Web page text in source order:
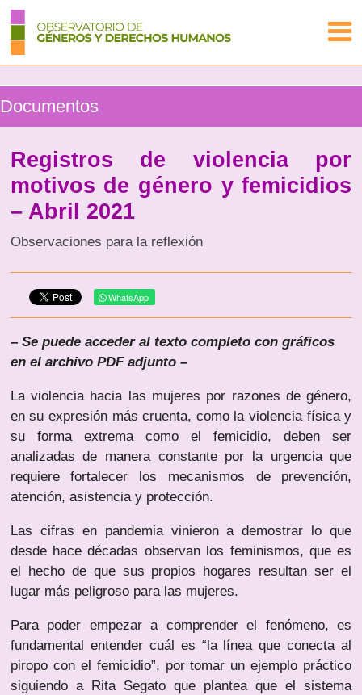
Documentos
Registros de violencia por
motivos de género y femicidios
– Abril 2021
Observaciones para la reflexión
WhatsApp
– Se puede acceder al texto completo con gráficos
en el archivo PDF adjunto –
La violencia hacia las mujeres por razones de género,
en su expresión más cruenta, como la violencia física y
su forma extrema como el femicidio, deben ser
analizadas de manera constante por la urgencia que
requiere fortalecer los mecanismos de prevención,
atención, asistencia y protección.
Las cifras en pandemia vinieron a demostrar lo que
desde hace décadas observan los feminismos, que es
el hecho de que sus propios hogares resultan ser el
lugar más peligroso para las mujeres.
Para poder empezar a comprender el fenómeno, es
fundamental entender cuál es “la línea que conecta al
piropo con el femicidio”, por tomar un ejemplo práctico
siguiendo a Rita Segato que plantea que el sistema